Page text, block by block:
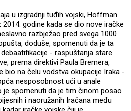
u izgradnji tuđih vojski, Hoffman
godine kada se dio nove iračke
razbježao pred svega 1000
doduše, spomenuti da je ta
- raspuštanja stare
prema direktivi Paula Bremera,
bio na čelu vodstva okupacije Iraka -
nesposobnost ući u anale
spomenuti da je tim činom posao
i naoružanih Iračana među